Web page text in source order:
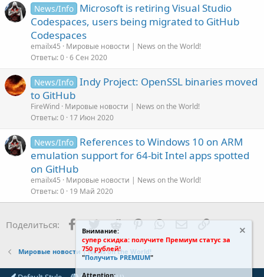
News/Info Microsoft is retiring Visual Studio
Codespaces, users being migrated to GitHub
Codespaces
emailx45
Мировые новости | News on the World!
Ответы 0 6 Сен 2020
News/Info Indy Project: OpenSSL binaries moved
to GitHub
FireWind Мировые новости | News on the World!
Ответы 0 17 Июн 2020
News/Info References to Windows 10 on ARM
emulation support for 64-bit Intel apps spotted
on GitHub
emailx45
Мировые новости | News on the World!
Ответы 0 19 Май 2020
Поделиться: Facebook
TwitterRedditPinterestWhatsAppЭлектронная
Ссылка
Мировые новости | News on the World!
Внимание:
супер скидка: получите Премиум статус за
750 рублей!
"Получить PREMIUM"
Attention: